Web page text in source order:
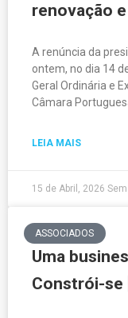
renovação
A renúncia da
ontem, no dia 14
Geral Ordinária e
Câmara
LEIA MAIS
15 de Abril, 2026
ASSOCIADOS
Uma
Constrói-se